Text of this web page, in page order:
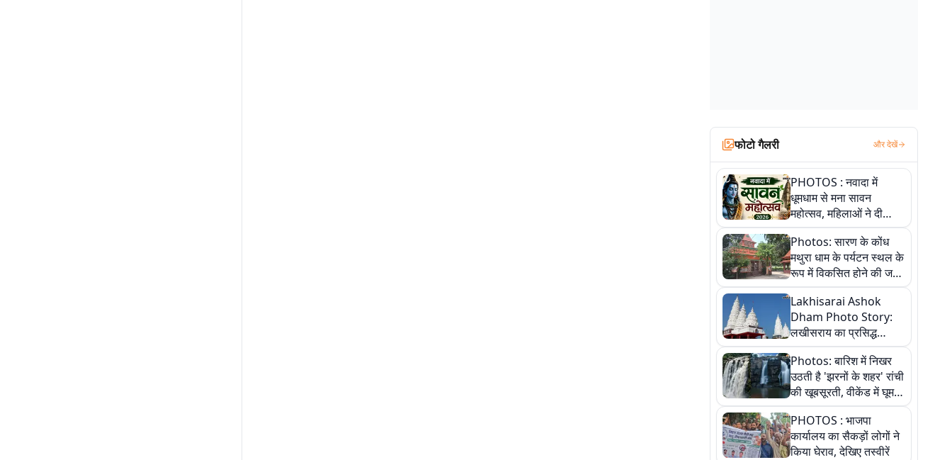
फोटो गैलरी और देखें
PHOTOS : नवादा में
धूमधाम से मना सावन
महोत्सव, महिलाओं ने दी
सांस्कृतिक प्रस्तुतियां
Photos: सारण के कोंध
मथुरा धाम के पर्यटन स्थल के
रूप में विकसित होने की जगी
आस, 9 तस्वीरों में देखें पूरी
कहानी
Lakhisarai Ashok
Dham Photo Story:
लखीसराय का प्रसिद्ध
अशोक धाम—आस्था,
श्रृंगार, अनुष्ठान और
अलौकिक संध्या आरती के
विहंगम दृश्य
Photos: बारिश में निखर
उठती है 'झरनों के शहर' रांची
की खूबसूरती, वीकेंड में घूम
आएं ये 5 वादियां
PHOTOS : भाजपा
कार्यालय का सैकड़ों लोगों ने
किया घेराव, देखिए तस्वीरें